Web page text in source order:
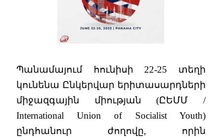
Պանամայում հունիսի 22-25 տեղի
կունենա Ընկերվար երիտասարդների
միջազգային միության (ԸԵՄՄ /
International Union of Socialist Youth)
ընդհանուր ժողովը, որին